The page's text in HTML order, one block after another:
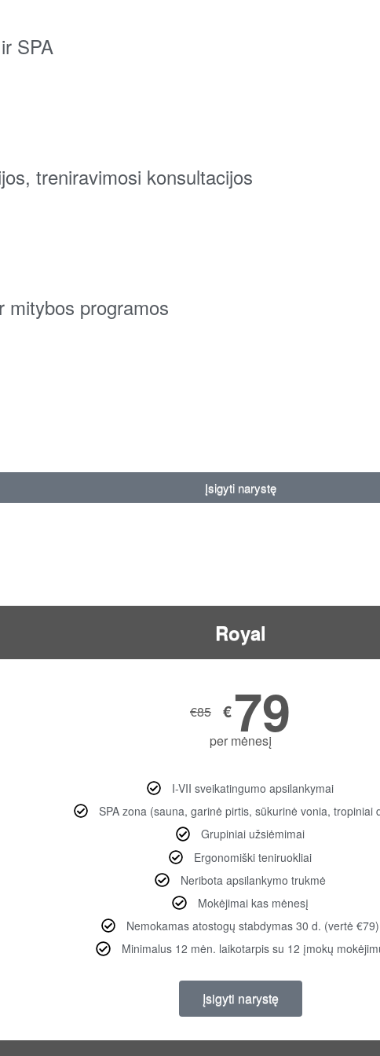
SPA
treniravimosi konsultacijos
mitybos programos
Įsigyti narystę
Royal
€85 €79
per mėnesį
I-VII sveikatingumo apsilankymai
SPA zona (sauna, garinė pirtis, sūkurinė vonia, tropiniai
Grupiniai užsiėmimai
Ergonomiški teniruokliai
Neribota apsilankymo trukmė
Mokėjimai kas mėnesį
Nemokamas atostogų stabdymas 30 d. (vertė €79)
Minimalus 12 mėn. laikotarpis su 12 įmokų
Įsigyti narystę